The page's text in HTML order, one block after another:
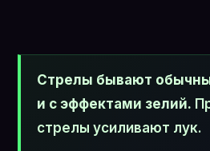
Стрелы бывают
и с эффектами зелий.
стрелы усиливают лук.